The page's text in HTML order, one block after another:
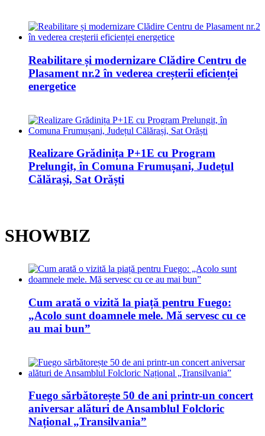
Reabilitare și modernizare Clădire Centru de
Plasament nr.2 în vederea creșterii eficienței
energetice
Realizare Grădinița P+1E cu Program
Prelungit, în Comuna Frumușani, Județul
Călărași, Sat Orăști
SHOWBIZ
Cum arată o vizită la piață pentru Fuego:
„Acolo sunt doamnele mele. Mă servesc cu ce
au mai bun”
Fuego sărbătorește 50 de ani printr-un concert
aniversar alături de Ansamblul Folcloric
Național „Transilvania”